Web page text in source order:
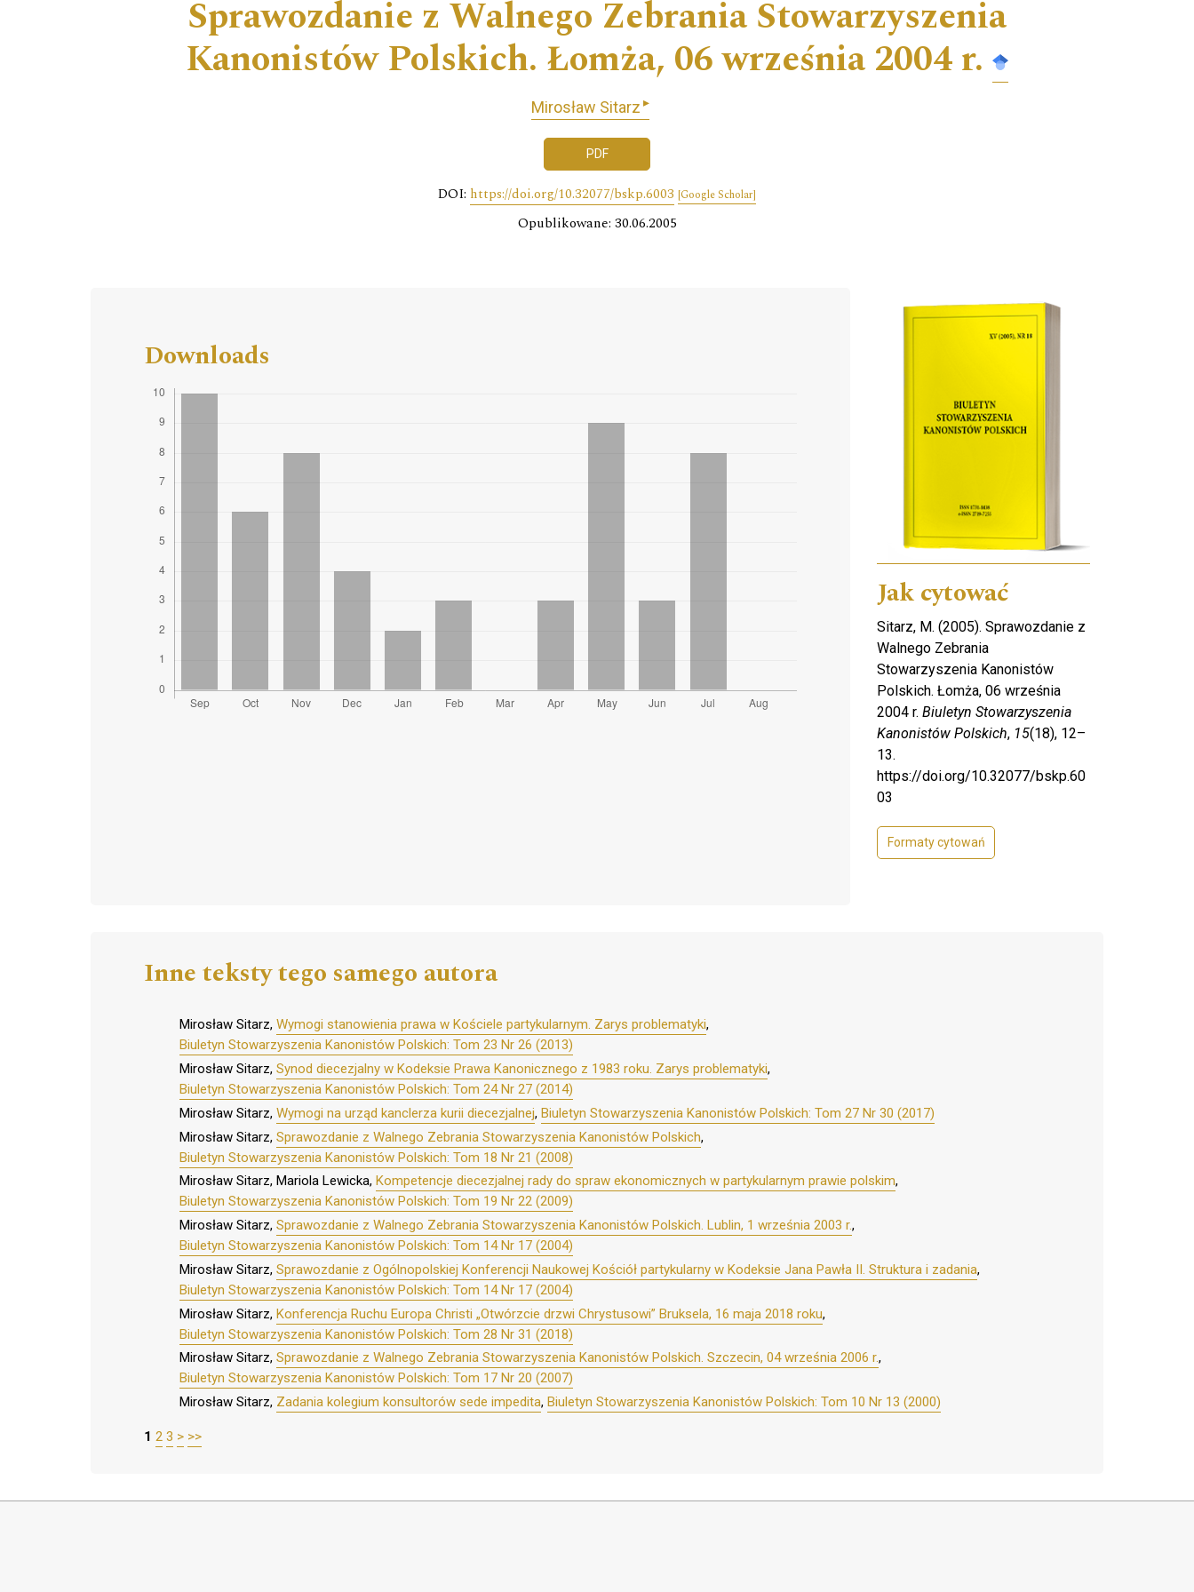
Sprawozdanie z Walnego Zebrania Stowarzyszenia
Kanonistów Polskich. Łomża, 06 września 2004 r.
Mirosław Sitarz ▸
PDF
DOI: https://doi.org/10.32077/bskp.6003 [Google Scholar]
Opublikowane: 30.06.2005
Downloads
Cover image
Jak cytować
Sitarz, M. (2005). Sprawozdanie z
Walnego Zebrania
Stowarzyszenia Kanonistów
Polskich. Łomża, 06 września
2004 r. Biuletyn Stowarzyszenia
Kanonistów Polskich, 15(18), 12–
13.
https://doi.org/10.32077/bskp.60
03
Formaty cytowań
Inne teksty tego samego autora
Mirosław Sitarz, Wymogi stanowienia prawa w Kościele partykularnym. Zarys problematyki,
Biuletyn Stowarzyszenia Kanonistów Polskich: Tom 23 Nr 26 (2013)
Mirosław Sitarz, Synod diecezjalny w Kodeksie Prawa Kanonicznego z 1983 roku. Zarys problematyki,
Biuletyn Stowarzyszenia Kanonistów Polskich: Tom 24 Nr 27 (2014)
Mirosław Sitarz, Wymogi na urząd kanclerza kurii diecezjalnej, Biuletyn Stowarzyszenia Kanonistów Polskich: Tom 27 Nr 30 (2017)
Mirosław Sitarz, Sprawozdanie z Walnego Zebrania Stowarzyszenia Kanonistów Polskich,
Biuletyn Stowarzyszenia Kanonistów Polskich: Tom 18 Nr 21 (2008)
Mirosław Sitarz, Mariola Lewicka, Kompetencje diecezjalnej rady do spraw ekonomicznych w partykularnym prawie polskim,
Biuletyn Stowarzyszenia Kanonistów Polskich: Tom 19 Nr 22 (2009)
Mirosław Sitarz, Sprawozdanie z Walnego Zebrania Stowarzyszenia Kanonistów Polskich. Lublin, 1 września 2003 r.,
Biuletyn Stowarzyszenia Kanonistów Polskich: Tom 14 Nr 17 (2004)
Mirosław Sitarz, Sprawozdanie z Ogólnopolskiej Konferencji Naukowej Kościół partykularny w Kodeksie Jana Pawła II. Struktura i zadania,
Biuletyn Stowarzyszenia Kanonistów Polskich: Tom 14 Nr 17 (2004)
Mirosław Sitarz, Konferencja Ruchu Europa Christi „Otwórzcie drzwi Chrystusowi” Bruksela, 16 maja 2018 roku,
Biuletyn Stowarzyszenia Kanonistów Polskich: Tom 28 Nr 31 (2018)
Mirosław Sitarz, Sprawozdanie z Walnego Zebrania Stowarzyszenia Kanonistów Polskich. Szczecin, 04 września 2006 r.,
Biuletyn Stowarzyszenia Kanonistów Polskich: Tom 17 Nr 20 (2007)
Mirosław Sitarz, Zadania kolegium konsultorów sede impedita, Biuletyn Stowarzyszenia Kanonistów Polskich: Tom 10 Nr 13 (2000)
1 2 3 > >>